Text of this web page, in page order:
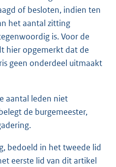
of besloten, indien ten
het aantal zitting
is. Voor de
hier opgemerkt dat de
geen onderdeel uitmaakt
aantal leden niet
de burgemeester,
bedoeld in het tweede lid
eerste lid van dit artikel